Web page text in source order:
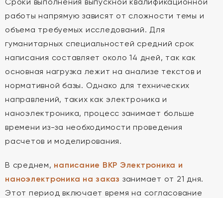
работы напрямую зависят от сложности темы и
объема требуемых исследований. Для
гуманитарных специальностей средний срок
написания составляет около 14 дней, так как
основная нагрузка лежит на анализе текстов и
нормативной базы. Однако для технических
направлений, таких как электроника и
наноэлектроника, процесс занимает больше
времени из-за необходимости проведения
расчетов и моделирования.
В среднем, написание ВКР Электроника и
наноэлектроника на заказ занимает от 21 дня.
Этот период включает время на согласование